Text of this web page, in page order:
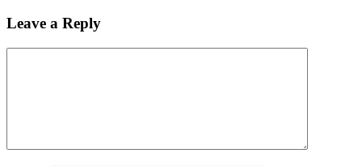
Leave a Reply